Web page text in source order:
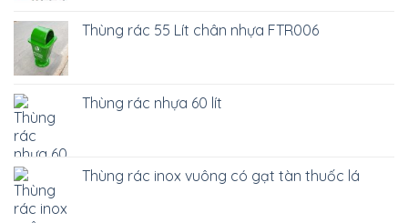
Thùng rác 55 Lít chân nhựa FTR006
Thùng rác nhựa 60 lít
Thùng rác inox vuông có gạt tàn thuốc lá